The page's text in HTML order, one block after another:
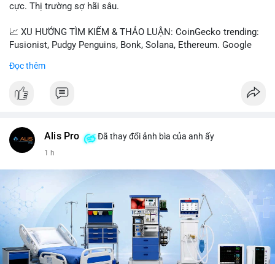
cực. Thị trường sợ hãi sâu.
📈 XU HƯỚNG TÌM KIẾM & THẢO LUẬN: CoinGecko trending:
Fusionist, Pudgy Penguins, Bonk, Solana, Ethereum. Google
tiêu, vũ khí hạt nhân, đội tuyển Brasil, cúp U20 Châu Á.
UFC 310, Premier League, Champions League, NCAA Football,
MrBeast, Google. Binance Square: nhiều post về lệnh long, lợi
nhuận, $HFT/$SKYAI, $RIVER, $WLD, $ALLO, Top trader 30
💬 DÒNG CHẢY TIN TỨC & TRUYỀN THÔNG: Telegram
CoinTelegraph: Saylor nói Bitcoin không cần rõ ràng, Mỹ cần
rõ ràng; CEX futures volume giảm xuống $4 tỷ trong tháng 7,
thấp nhất từ tháng 12/2023; Prophet Market ra mắt thị trường
dự đoán human vs AI; Trump nói crypto làเรื่อง lớn, người dùng
Đọc thêm
Alis Pro Đã thay đổi ảnh bìa của anh ấy
1 h